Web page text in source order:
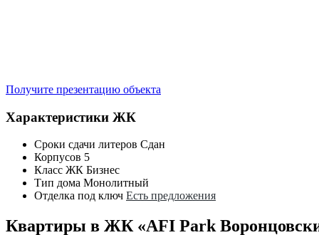
Получите презентацию объекта
Характеристики ЖК
Сроки сдачи литеров Сдан
Корпусов 5
Класс ЖК Бизнес
Тип дома Монолитный
Отделка под ключ Есть предложения
Квартиры в ЖК «AFI Park